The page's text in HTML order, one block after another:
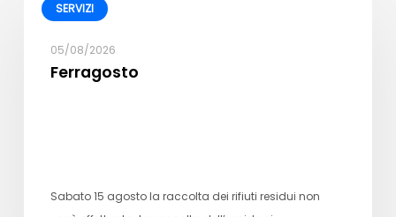
SERVIZI
05/08/2026
Ferragosto
Sabato 15 agosto la raccolta dei rifiuti residui non